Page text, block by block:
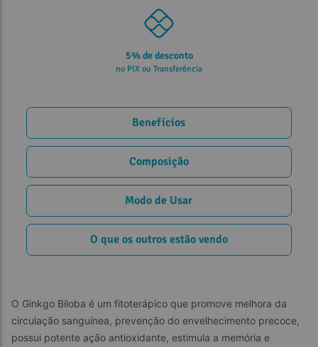
5% de desconto
no PIX ou Transferência
Benefícios
Composição
Modo de Usar
O que os outros estão vendo
O Ginkgo Biloba é um fitoterápico que promove melhora da
circulação sanguínea, prevenção do envelhecimento precoce,
possui potente ação antioxidante, estimula a memória e